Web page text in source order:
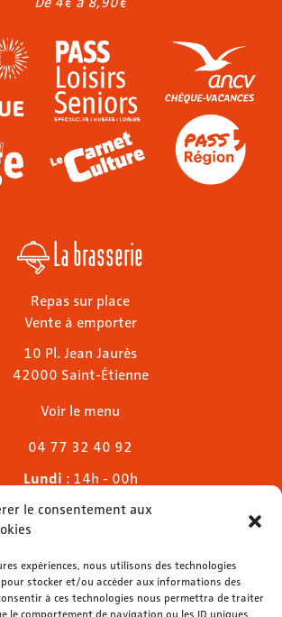
le consentement aux
expériences, nous utilisons des technologies
stocker et/ou accéder aux informations des
à ces technologies nous permettra de traiter
le comportement de navigation ou les ID uniques
La brasserie
Repas sur place
Vente à emporter
10 Pl. Jean Jaurès
42000 Saint-Étienne
Voir le menu
04 77 32 40 92
Lundi : 14h - 00h
& mercredi
Jeudi
Dimanche: 11h - 00h